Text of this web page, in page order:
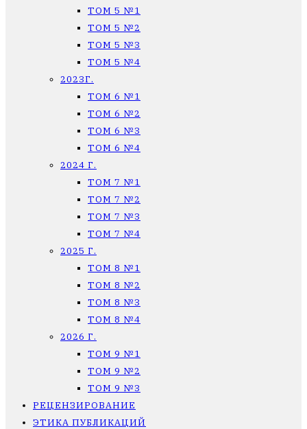
ТОМ 5 №1
ТОМ 5 №2
ТОМ 5 №3
ТОМ 5 №4
2023Г.
ТОМ 6 №1
ТОМ 6 №2
ТОМ 6 №3
ТОМ 6 №4
2024 Г.
ТОМ 7 №1
ТОМ 7 №2
ТОМ 7 №3
ТОМ 7 №4
2025 Г.
ТОМ 8 №1
ТОМ 8 №2
ТОМ 8 №3
ТОМ 8 №4
2026 Г.
ТОМ 9 №1
ТОМ 9 №2
ТОМ 9 №3
РЕЦЕНЗИРОВАНИЕ
ЭТИКА ПУБЛИКАЦИЙ